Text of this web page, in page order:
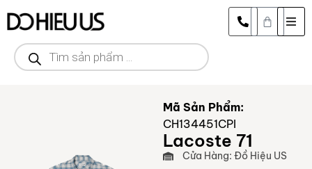
Mã Sản Phẩm:
CH134451CPI
Lacoste 71
Cửa Hàng: Đồ Hiệu US